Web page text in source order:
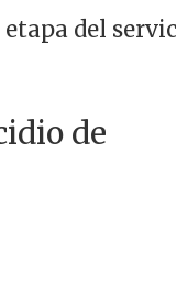
del
de